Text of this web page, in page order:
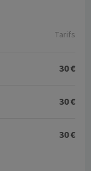
Tarifs
30 €
30 €
30 €